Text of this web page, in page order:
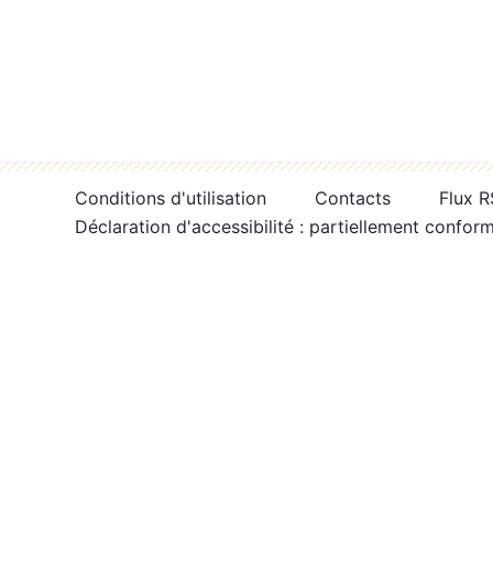
Conditions d'utilisation Contacts
Flux
Déclaration d'accessibilité : partiellement